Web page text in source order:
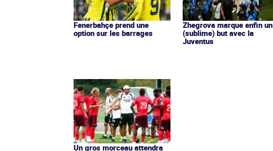
Fenerbahçe prend une
option sur les barrages
Zhegrova marque enfin un
(sublime) but avec la
Juventus
Un gros morceau attendra